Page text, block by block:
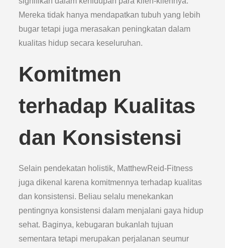
Mereka tidak hanya mendapatkan tubuh yang lebih
bugar tetapi juga merasakan peningkatan dalam
kualitas hidup secara keseluruhan.
Komitmen
terhadap Kualitas
dan Konsistensi
Selain pendekatan holistik, MatthewReid-Fitness
juga dikenal karena komitmennya terhadap kualitas
dan konsistensi. Beliau selalu menekankan
pentingnya konsistensi dalam menjalani gaya hidup
sehat. Baginya, kebugaran bukanlah tujuan
sementara tetapi merupakan perjalanan seumur